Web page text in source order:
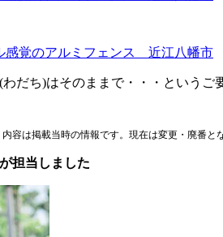
だち)はそのままで・・・という
容は掲載当時の情報です。現在は変更・廃番と
担当しました